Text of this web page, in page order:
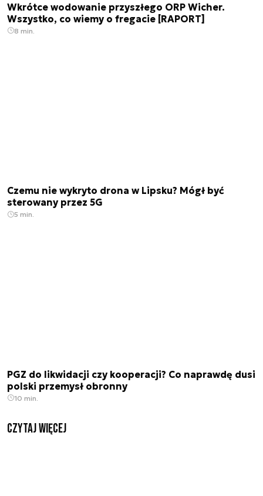
Wkrótce wodowanie przyszłego ORP Wicher.
Wszystko, co wiemy o fregacie [RAPORT]
8 min.
Czemu nie wykryto drona w Lipsku? Mógł być
sterowany przez 5G
5 min.
PGZ do likwidacji czy kooperacji? Co naprawdę dusi
polski przemysł obronny
10 min.
czytaj więcej